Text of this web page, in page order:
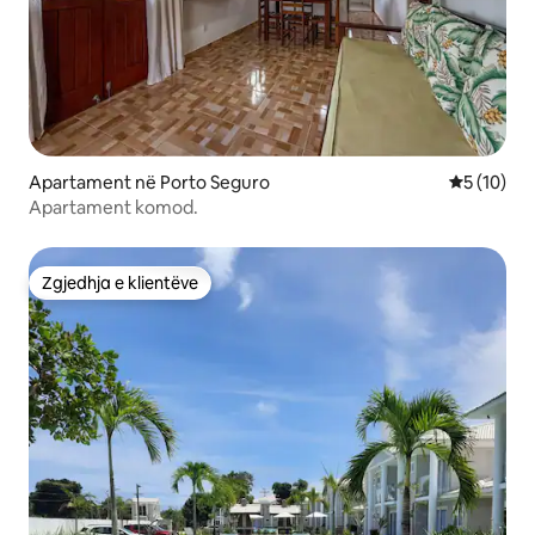
Apartament në Porto Seguro Vlerësimi
5 (10)
Apartament komod.
Zgjedhja e klientëve
Zgjedhja e klientëve